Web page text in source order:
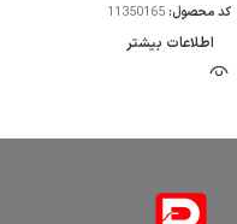
کد محصول:11350165
اطلاعات بیشتر